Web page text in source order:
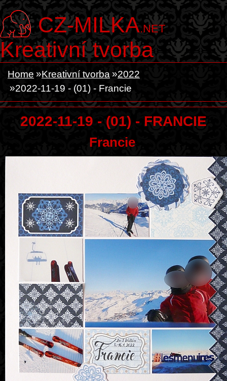
CZ-MILKA.NET
Kreativní tvorba
Home Kreativní tvorba
2022
2022-11-19 - (01) - Francie
2022-11-19 - (01) - FRANCIE
Francie